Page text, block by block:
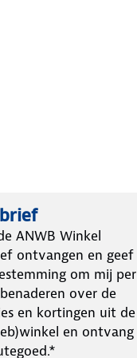
ANWB Winkel
ontvangen en geef
om mij per
over de
en kortingen uit de
en ontvang